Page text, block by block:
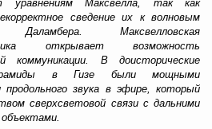
уравнениям Максвелла, так как
сведение их к волновым
Даламбера. Максвелловская
открывает возможность
коммуникации. В доисторические
в Гизе были мощными
продольного звука в эфире, который
сверхсветовой связи с дальними